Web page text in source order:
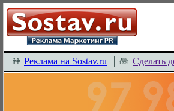
Реклама на Sostav.ru Сделать